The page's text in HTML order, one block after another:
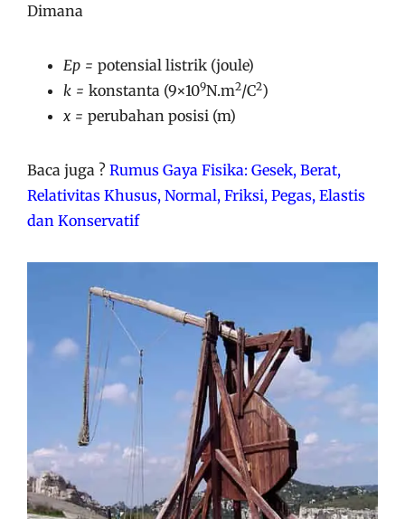
Dimana
Ep = potensial listrik (joule)
k = konstanta (9×109N.m2/C2)
x = perubahan posisi (m)
Baca juga ? Rumus Gaya Fisika: Gesek, Berat,
Relativitas Khusus, Normal, Friksi, Pegas, Elastis
dan Konservatif